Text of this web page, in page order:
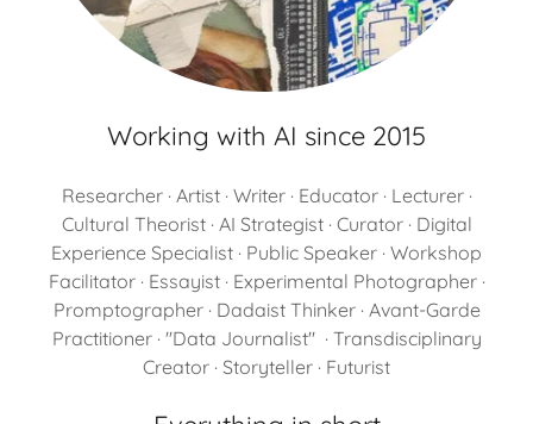
Working with AI since 2015
Researcher · Artist · Writer · Educator · Lecturer ·
Cultural Theorist · AI Strategist · Curator · Digital
Experience Specialist · Public Speaker · Workshop
Facilitator · Essayist · Experimental Photographer ·
Promptographer · Dadaist Thinker · Avant-Garde
Practitioner · "Data Journalist" · Transdisciplinary
Creator · Storyteller · Futurist